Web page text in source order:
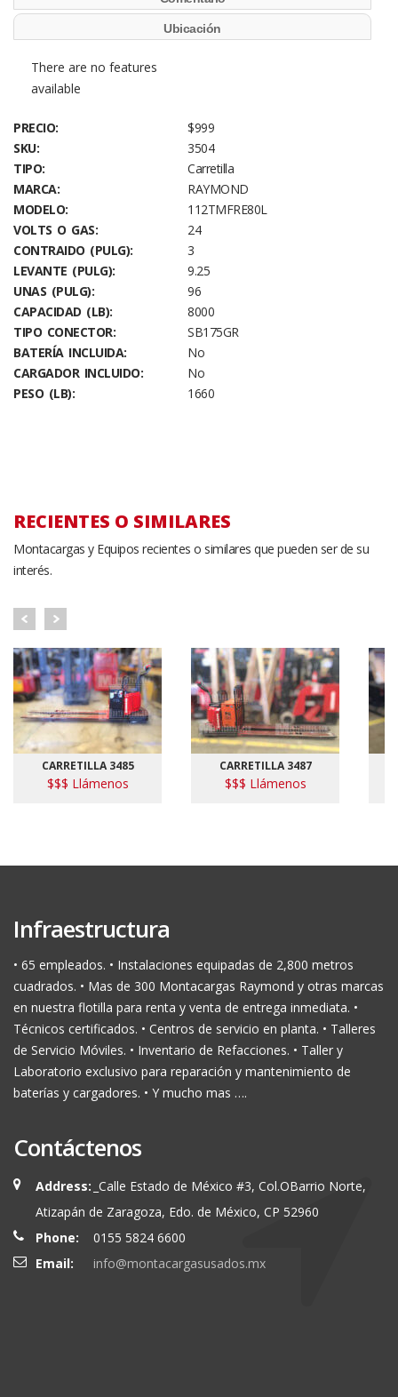
Ubicación
There are no features
available
PRECIO:
$999
SKU:
3504
TIPO:
Carretilla
MARCA:
RAYMOND
MODELO:
112TMFRE80L
VOLTS O GAS:
24
CONTRAIDO (PULG):
3
LEVANTE (PULG):
9.25
UNAS (PULG):
96
CAPACIDAD (LB):
8000
TIPO CONECTOR:
SB175GR
BATERÍA INCLUIDA:
No
CARGADOR INCLUIDO:
No
PESO (LB):
1660
RECIENTES O SIMILARES
Montacargas y Equipos recientes o similares que pueden ser de su
interés.
CARRETILLA 3485
$$$ Llámenos
CARRETILLA 3487
$$$ Llámenos
Infraestructura
• 65 empleados. • Instalaciones equipadas de 2,800 metros
cuadrados. • Mas de 300 Montacargas Raymond y otras marcas
en nuestra flotilla para renta y venta de entrega inmediata. •
Técnicos certificados. • Centros de servicio en planta. • Talleres
de Servicio Móviles. • Inventario de Refacciones. • Taller y
Laboratorio exclusivo para reparación y mantenimiento de
baterías y cargadores. • Y mucho mas ….
Contáctenos
Address: _Calle Estado de México #3, Col.OBarrio Norte,
Atizapán de Zaragoza, Edo. de México, CP 52960
Phone:
0155 5824 6600
Email:
info@montacargasusados.mx